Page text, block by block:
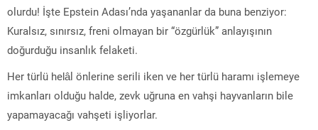
olurdu! İşte Epstein Adası’nda yaşananlar da buna benziyor:
Kuralsız, sınırsız, freni olmayan bir “özgürlük” anlayışının
doğurduğu insanlık felaketi.
Her türlü helâl önlerine serili iken ve her türlü haramı işlemeye
imkanları olduğu halde, zevk uğruna en vahşi hayvanların bile
yapamayacağı vahşeti işliyorlar.